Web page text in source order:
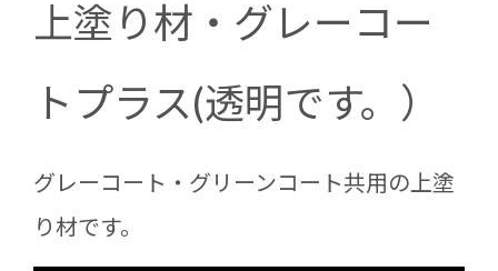
上塗り材・グレーコー
トプラス(透明です。）
グレーコート・グリーンコート共用の上塗
り材です。